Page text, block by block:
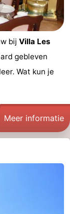
bij Villa Les
gebleven
Wat kun je
Meer informatie